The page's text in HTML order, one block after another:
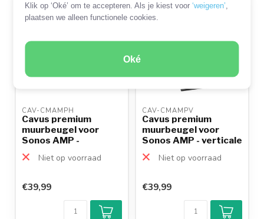
Klik op ‘Oké’ om te accepteren. Als je kiest voor‘weigeren’
plaatsen we alleen functionele cookies.
Oké
CAV-CMAMPH
Cavus premium
muurbeugel voor
Sonos AMP -
horizontale mon...
Niet op voorraad
€39,99
CAV-CMAMPV
Cavus premium
muurbeugel voor
Sonos AMP - verticale
monta...
Niet op voorraad
€39,99